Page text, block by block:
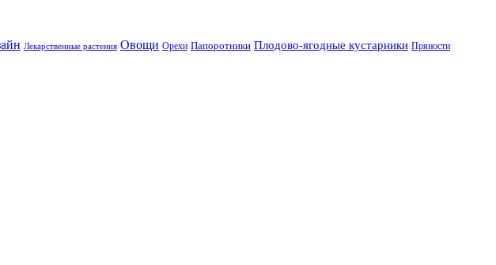
Лекарственные растения Овощи Орехи Папоротники Плодово-ягодные кустарники Пряности